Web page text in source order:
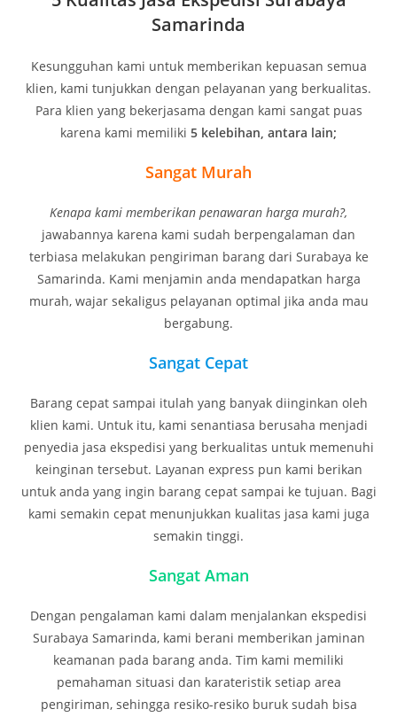
Samarinda
Kesungguhan kami untuk memberikan kepuasan semua
klien, kami tunjukkan dengan pelayanan yang berkualitas.
Para klien yang bekerjasama dengan kami sangat puas
karena kami memiliki 5 kelebihan, antara lain;
Sangat Murah
Kenapa kami memberikan penawaran harga murah?,
jawabannya karena kami sudah berpengalaman dan
terbiasa melakukan pengiriman barang dari Surabaya ke
Samarinda. Kami menjamin anda mendapatkan harga
murah, wajar sekaligus pelayanan optimal jika anda mau
bergabung.
Sangat Cepat
Barang cepat sampai itulah yang banyak diinginkan oleh
klien kami. Untuk itu, kami senantiasa berusaha menjadi
penyedia jasa ekspedisi yang berkualitas untuk memenuhi
keinginan tersebut. Layanan express pun kami berikan
untuk anda yang ingin barang cepat sampai ke tujuan. Bagi
kami semakin cepat menunjukkan kualitas jasa kami juga
semakin tinggi.
Sangat Aman
Dengan pengalaman kami dalam menjalankan ekspedisi
Surabaya Samarinda, kami berani memberikan jaminan
keamanan pada barang anda. Tim kami memiliki
pemahaman situasi dan karateristik setiap area
pengiriman, sehingga resiko-resiko buruk sudah bisa